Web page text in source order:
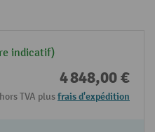
indicatif)
4 848,00 €
TVA plusfrais d'expédition